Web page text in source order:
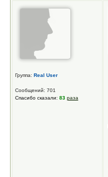
Группа: Real User
Сообщений: 701
Спасибо сказали: 83 раза